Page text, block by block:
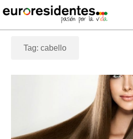
Tag: cabello